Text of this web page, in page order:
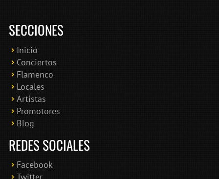
SECCIONES
Inicio
Conciertos
Flamenco
Locales
Artistas
Promotores
Blog
REDES SOCIALES
Facebook